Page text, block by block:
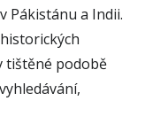
Pákistánu a Indii.
tištěné podobě